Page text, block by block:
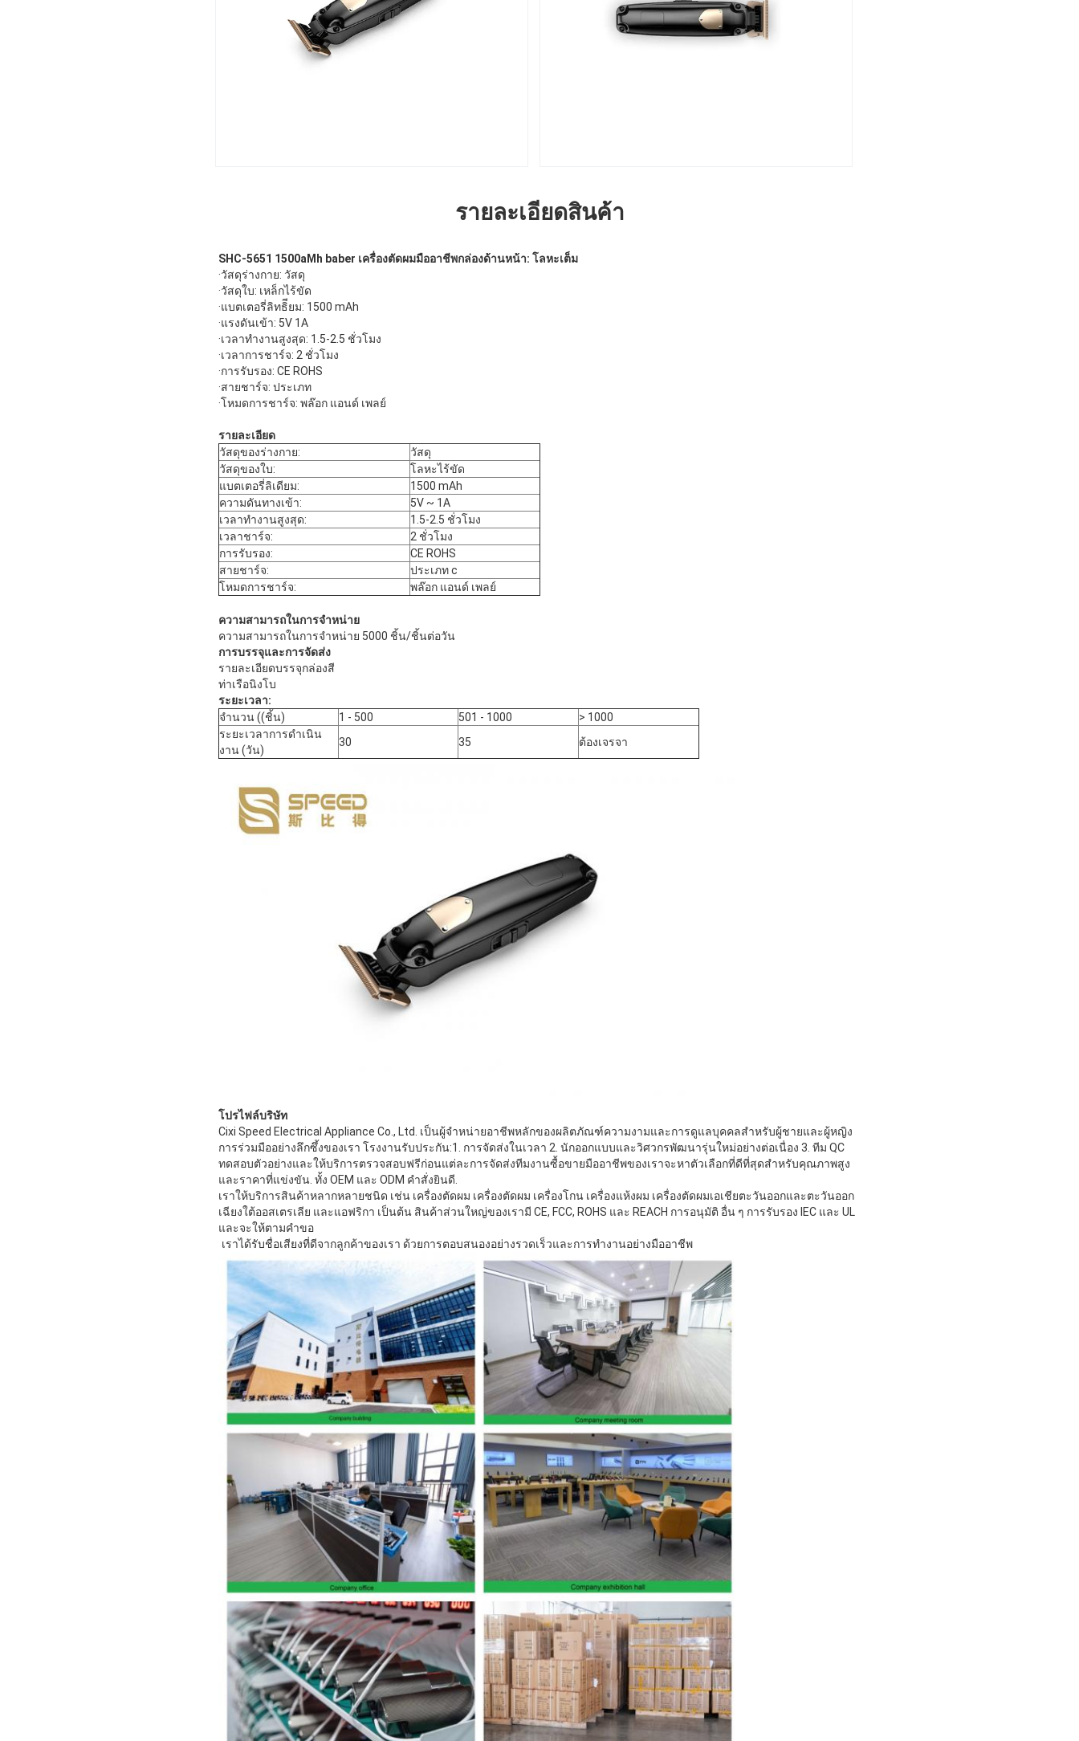
รายละเอียดสินค้า
SHC-5651 1500aMh baber เครื่องตัดผมมืออาชีพกล่องด้านหน้า: โลหะเต็ม
·วัสดุร่างกาย: วัสดุ
·วัสดุใบ: เหล็กไร้ขัด
·แบตเตอรี่ลิทธิียม: 1500 mAh
·แรงดันเข้า: 5V 1A
·เวลาทํางานสูงสุด: 1.5-2.5 ชั่วโมง
·เวลาการชาร์จ: 2 ชั่วโมง
·การรับรอง: CE ROHS
·สายชาร์จ: ประเภท
·โหมดการชาร์จ: พล๊อก แอนด์ เพลย์
รายละเอียด
วัสดุของร่างกาย:
วัสดุ
วัสดุของใบ:
โลหะไร้ขัด
แบตเตอรี่ลิเดียม:
1500 mAh
ความดันทางเข้า:
5V ~ 1A
เวลาทํางานสูงสุด:
1.5-2.5 ชั่วโมง
เวลาชาร์จ:
2 ชั่วโมง
การรับรอง:
CE ROHS
สายชาร์จ:
ประเภท c
โหมดการชาร์จ:
พล๊อก แอนด์ เพลย์
ความสามารถในการจําหน่าย
ความสามารถในการจําหน่าย 5000 ชิ้น/ชิ้นต่อวัน
การบรรจุและการจัดส่ง
รายละเอียดบรรจุกล่องสี
ท่าเรือนิงโบ
ระยะเวลา:
จํานวน ((ชิ้น)
1 - 500 501 - 1000
> 1000
ระยะเวลาการดําเนิน
งาน (วัน)
30 35 ต้องเจรจา
โปรไฟล์บริษัท
Cixi Speed Electrical Appliance Co., Ltd. เป็นผู้จําหน่ายอาชีพหลักของผลิตภัณฑ์ความงามและการดูแลบุคคลสําหรับผู้ชายและผู้หญิง
การร่วมมืออย่างลึกซึ้งของเรา โรงงานรับประกัน:1. การจัดส่งในเวลา 2. นักออกแบบและวิศวกรพัฒนารุ่นใหม่อย่างต่อเนื่อง 3. ทีม QC
ทดสอบตัวอย่างและให้บริการตรวจสอบฟรีก่อนแต่ละการจัดส่งทีมงานซื้อขายมืออาชีพของเราจะหาตัวเลือกที่ดีที่สุดสําหรับคุณภาพสูง
และราคาที่แข่งขัน. ทั้ง OEM และ ODM คําสั่งยินดี.
เราให้บริการสินค้าหลากหลายชนิด เช่น เครื่องตัดผม เครื่องตัดผม เครื่องโกน เครื่องแห้งผม เครื่องตัดผมเอเชียตะวันออกและตะวันออก
เฉียงใต้ออสเตรเลีย และแอฟริกา เป็นต้น สินค้าส่วนใหญ่ของเรามี CE, FCC, ROHS และ REACH การอนุมัติ อื่น ๆ การรับรอง IEC และ UL
และจะให้ตามคําขอ
เราได้รับชื่อเสียงที่ดีจากลูกค้าของเรา ด้วยการตอบสนองอย่างรวดเร็วและการทํางานอย่างมืออาชีพ